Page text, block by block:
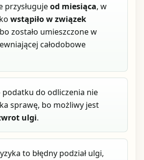
przysługujeod miesiąca, w
wstąpiło w związek
zostało umieszczone w
całodobowe
podatku do odliczenia nie
sprawę, bo możliwy jest
ulgi.
to błędny podział ulgi,